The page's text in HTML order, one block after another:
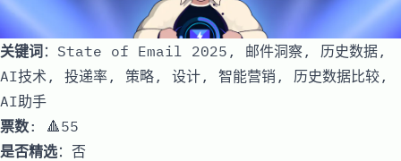
关键词：State of Email 2025, 邮件洞察, 历史数据,
AI技术, 投递率, 策略, 设计, 智能营销, 历史数据比较,
AI助手
票数: 🔺55
是否精选：否